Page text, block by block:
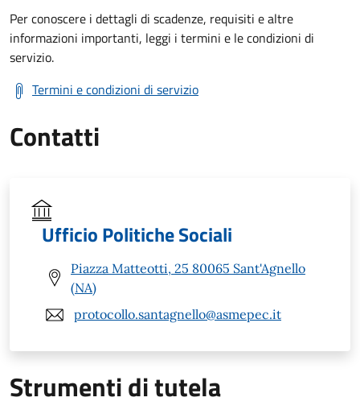
Per conoscere i dettagli di scadenze, requisiti e altre
informazioni importanti, leggi i termini e le condizioni di
servizio.
Termini e condizioni di servizio
Contatti
Ufficio Politiche Sociali
Piazza Matteotti, 25 80065 Sant'Agnello
(NA)
protocollo.santagnello@asmepec.it
Strumenti di tutela